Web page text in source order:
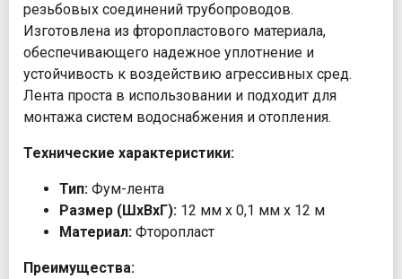
резьбовых соединений трубопроводов.
Изготовлена из фторопластового материала,
обеспечивающего надежное уплотнение и
устойчивость к воздействию агрессивных сред.
Лента проста в использовании и подходит для
монтажа систем водоснабжения и отопления.
Технические характеристики:
Тип: Фум-лента
Размер (ШхВхГ): 12 мм х 0,1 мм х 12 м
Материал: Фторопласт
Преимущества: